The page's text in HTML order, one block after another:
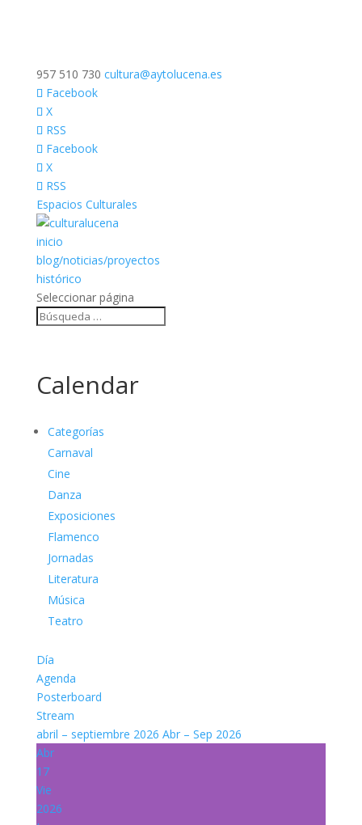
957 510 730 cultura@aytolucena.es
Facebook
X
RSS
Facebook
X
RSS
Espacios Culturales
inicio
blog/noticias/proyectos
histórico
Seleccionar página
Calendar
Categorías
Carnaval
Cine
Danza
Exposiciones
Flamenco
Jornadas
Literatura
Música
Teatro
Día
Agenda
Posterboard
Stream
abril – septiembre 2026 Abr – Sep 2026
Abr
17
Vie
2026